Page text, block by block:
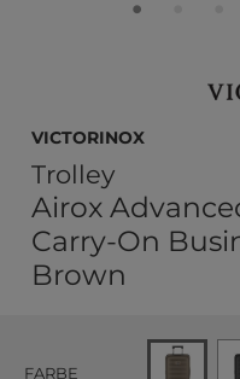
VICTORINOX
Trolley
Airox
Carry-On
Brown
FARBE